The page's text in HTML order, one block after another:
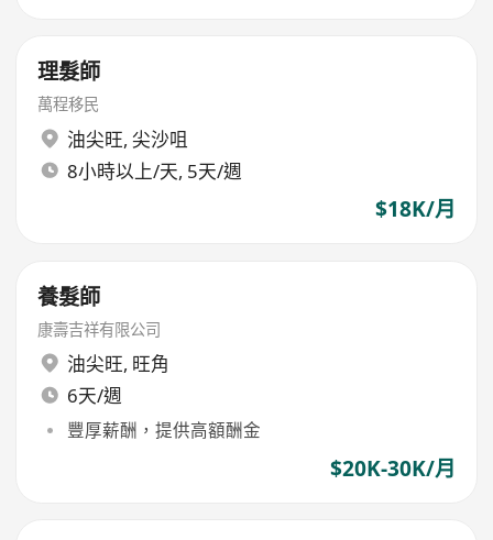
理髮師
萬程移民
油尖旺, 尖沙咀
8小時以上/天, 5天/週
$18K/月
養髮師
康壽吉祥有限公司
油尖旺, 旺角
6天/週
豐厚薪酬，提供高額酬金
$20K-30K/月